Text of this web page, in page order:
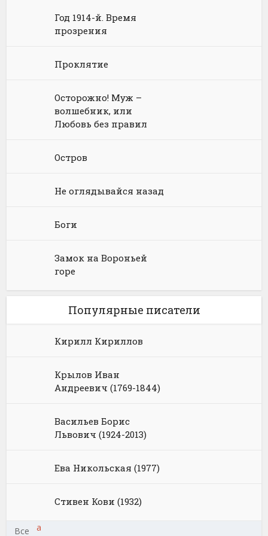
Языкознание
Социальная фантастика
Ужасы и Мистика
Год 1914-й. Время
прозрения
Проклятие
Осторожно! Муж –
волшебник, или
Любовь без правил
Остров
Не оглядывайся назад
Боги
Замок на Вороньей
горе
Популярные писатели
Кирилл Кириллов
Крылов Иван
Андреевич (1769-1844)
Васильев Борис
Львович (1924-2013)
Ева Никольская (1977)
Стивен Кови (1932)
Все
а